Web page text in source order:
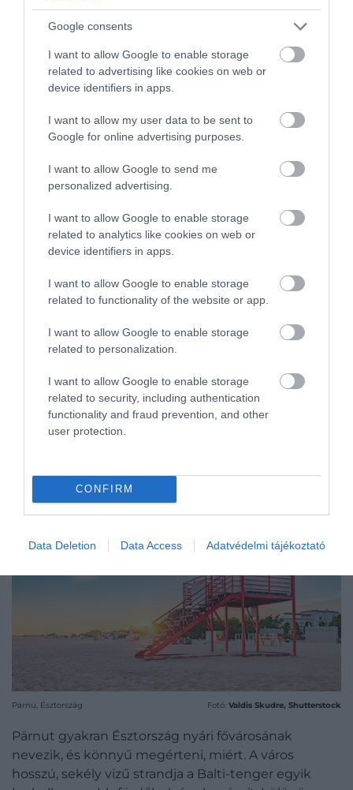
Google consents
I want to allow Google to enable storage
related to advertising like cookies on web or
device identifiers in apps.
I want to allow my user data to be sent to
Google for online advertising purposes.
I want to allow Google to send me
personalized advertising.
I want to allow Google to enable storage
related to analytics like cookies on web or
device identifiers in apps.
I want to allow Google to enable storage
related to functionality of the website or app.
I want to allow Google to enable storage
related to personalization.
I want to allow Google to enable storage
related to security, including authentication
functionality and fraud prevention, and other
user protection.
CONFIRM
Data Deletion Data Access Adatvédelmi tájékoztató
Jūrmala, Lettország
A Rigától alig fél órára fekvő Jūrmala az egész
Baltikumban jól ismert üdülőváros. Több mint
a szárazföld
felől fenyőerdők szegélyezik. Klasszikus, fából épült
emlékeztet egy északi wellnessvárosra, mint egy
nyüzsgő tengerparti üdülőhelyre.
családbaráttá teszi Jūrmalát, ráadásul a víz itt sokkal
gyorsabban felmelegszik, mint a Balti-térség más
részein. Riga közelsége miatt a kulturális
programokat is könnyű beiktatni a nyaralásba. A
és szabadtéri eseményeket a környéken, így a
pihenés mellett szórakozásból sincs hiány.
PÄRNU, ÉSZTORSZÁG
Pärnu, Észtország Fotó: Valdis Skudre, Shutterstock
Pärnut gyakran Észtország nyári fővárosának
nevezik, és könnyű megérteni, miért. A város
hosszú, sekély vizű strandja a Balti-tenger egyik